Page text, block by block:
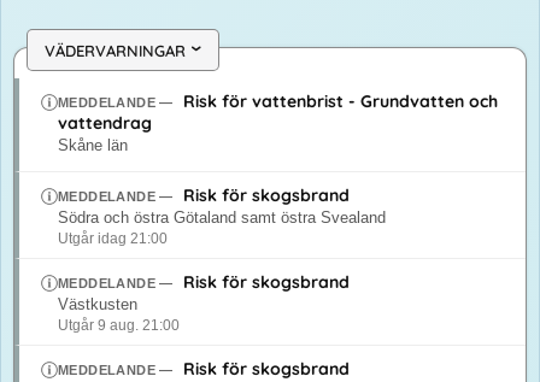
VÄDERVARNINGAR ›
MEDDELANDE —
Risk för vattenbrist - Grundvatten och
vattendrag
Skåne län
MEDDELANDE — Risk för skogsbrand
Södra och östra Götaland samt östra Svealand
Utgår idag 21:00
MEDDELANDE — Risk för skogsbrand
Västkusten
Utgår 9 aug. 21:00
MEDDELANDE — Risk för skogsbrand